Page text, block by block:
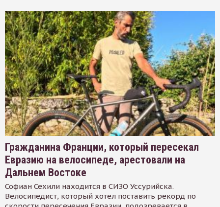
Гражданина Франции, который пересекал
Евразию на велосипеде, арестовали на
Дальнем Востоке
Софиан Сехили находится в СИЗО Уссурийска.
Велосипедист, который хотел поставить рекорд по